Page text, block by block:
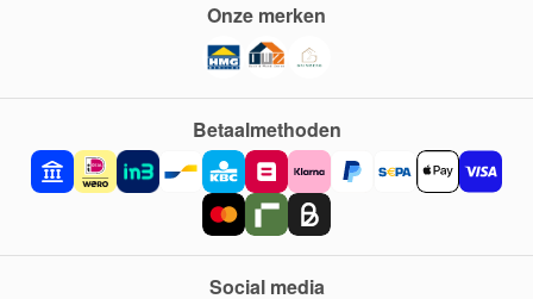
Betaalmethoden
Onze merken
Social media